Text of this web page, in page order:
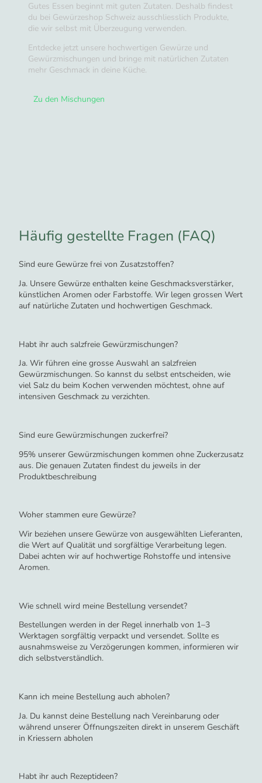
Gutes Essen beginnt mit guten Zutaten. Deshalb findest
du bei Gewürzeshop Schweiz ausschliesslich Produkte,
die wir selbst mit Überzeugung verwenden.
Entdecke jetzt unsere hochwertigen Gewürze und
Gewürzmischungen und bringe mit natürlichen Zutaten
mehr Geschmack in deine Küche.
Zu den Mischungen
Häufig gestellte Fragen (FAQ)
Sind eure Gewürze frei von Zusatzstoffen?
Ja. Unsere Gewürze enthalten keine Geschmacksverstärker,
künstlichen Aromen oder Farbstoffe. Wir legen grossen Wert
auf natürliche Zutaten und hochwertigen Geschmack.
Habt ihr auch salzfreie Gewürzmischungen?
Ja. Wir führen eine grosse Auswahl an salzfreien
Gewürzmischungen. So kannst du selbst entscheiden, wie
viel Salz du beim Kochen verwenden möchtest, ohne auf
intensiven Geschmack zu verzichten.
Sind eure Gewürzmischungen zuckerfrei?
95% unserer Gewürzmischungen kommen ohne Zuckerzusatz
aus. Die genauen Zutaten findest du jeweils in der
Produktbeschreibung
Woher stammen eure Gewürze?
Wir beziehen unsere Gewürze von ausgewählten Lieferanten,
die Wert auf Qualität und sorgfältige Verarbeitung legen.
Dabei achten wir auf hochwertige Rohstoffe und intensive
Aromen.
Wie schnell wird meine Bestellung versendet?
Bestellungen werden in der Regel innerhalb von 1–3
Werktagen sorgfältig verpackt und versendet. Sollte es
ausnahmsweise zu Verzögerungen kommen, informieren wir
dich selbstverständlich.
Kann ich meine Bestellung auch abholen?
Ja. Du kannst deine Bestellung nach Vereinbarung oder
während unserer Öffnungszeiten direkt in unserem Geschäft
in Kriessern abholen
Habt ihr auch Rezeptideen?